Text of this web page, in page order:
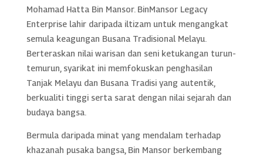
Mohamad Hatta Bin Mansor. BinMansor Legacy
Enterprise lahir daripada iltizam untuk mengangkat
semula keagungan Busana Tradisional Melayu.
Berteraskan nilai warisan dan seni ketukangan turun-
temurun, syarikat ini memfokuskan penghasilan
Tanjak Melayu dan Busana Tradisi yang autentik,
berkualiti tinggi serta sarat dengan nilai sejarah dan
budaya bangsa.
Bermula daripada minat yang mendalam terhadap
khazanah pusaka bangsa, Bin Mansor berkembang